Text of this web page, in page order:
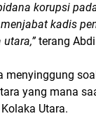
korupsi
kadis
terang
menyinggung
yang mana
Utara.